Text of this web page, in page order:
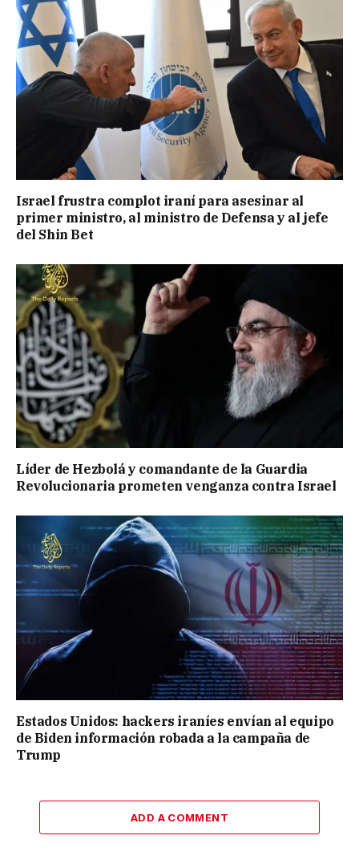
Israel frustra complot iraní para asesinar al
primer ministro, al ministro de Defensa y al jefe
del Shin Bet
Líder de Hezbolá y comandante de la Guardia
Revolucionaria prometen venganza contra Israel
Estados Unidos: hackers iraníes envían al equipo
de Biden información robada a la campaña de
Trump
ADD A COMMENT